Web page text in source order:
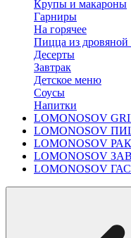
Крупы и макароны
Гарниры
На горячее
Пицца из дровяной
Десерты
Завтрак
Детское меню
Соусы
Напитки
LOMONOSOV
LOMONOSOV
LOMONOSOV
LOMONOSOV
LOMONOSOV